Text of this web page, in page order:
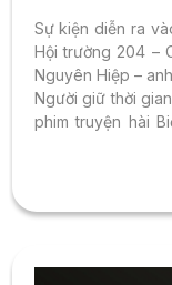
Sự kiện diễn ra
Hội trường 204 –
Nguyên Hiệp –
Người giữ thời
phim truyện hài
liệu hành trình
biên kịch, đạo
Chuyện người